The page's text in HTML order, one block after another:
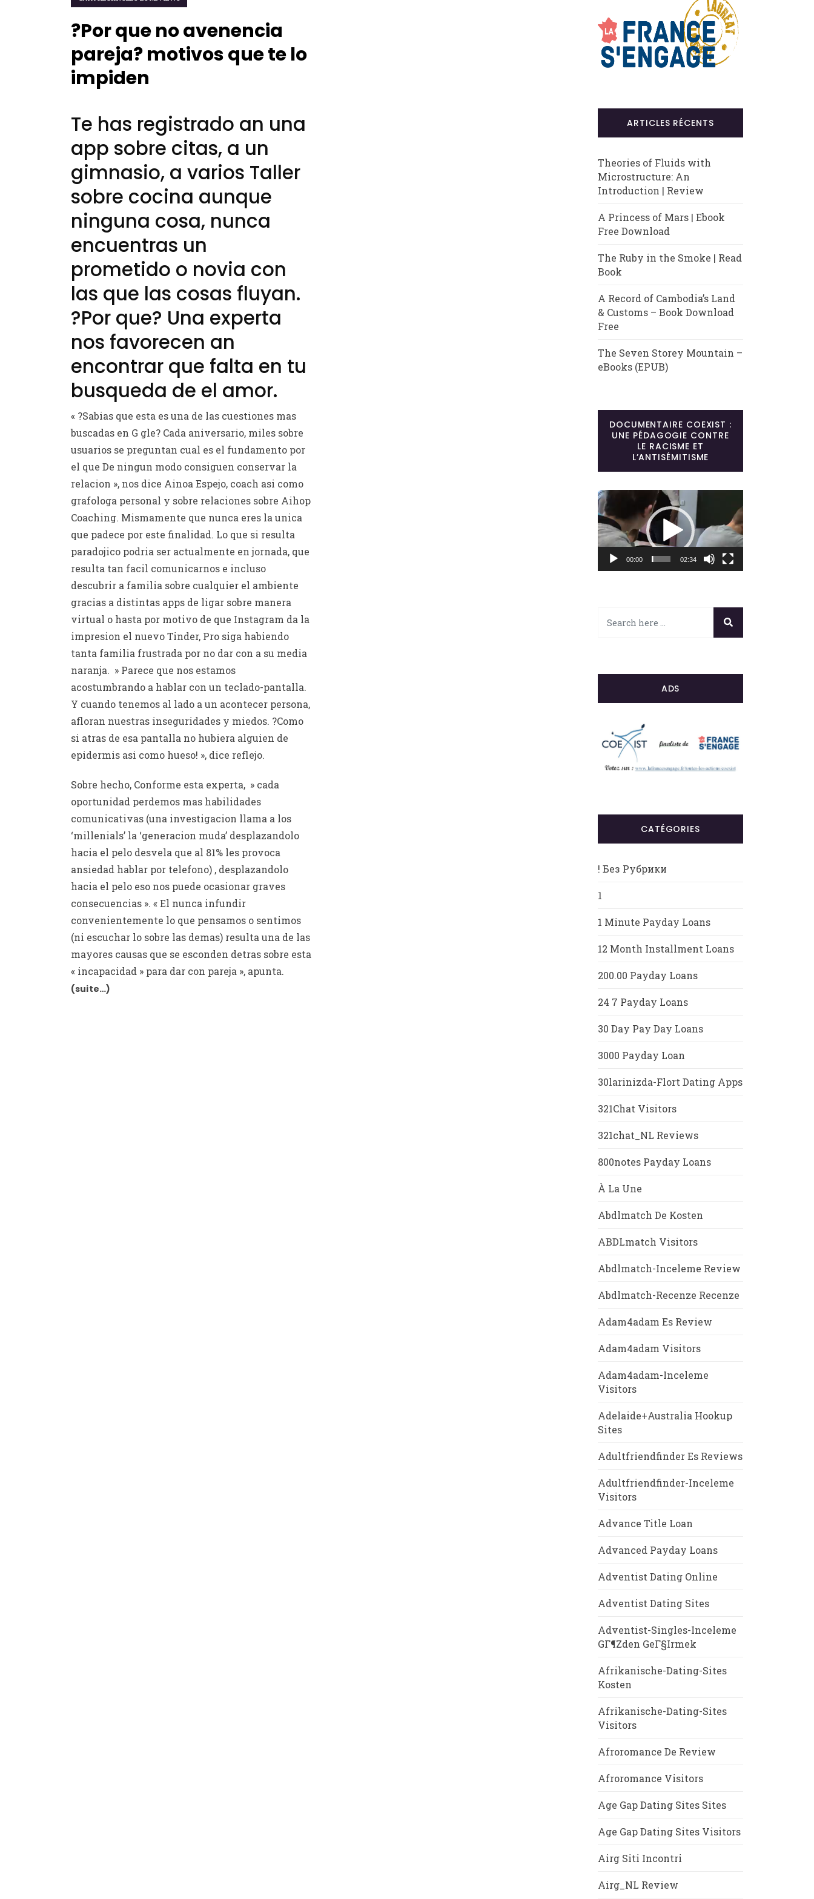
?Por que no avenencia
pareja? motivos que te lo
impiden
Te has registrado an una
app sobre citas, a un
gimnasio, a varios Taller
sobre cocina aunque
ninguna cosa, nunca
encuentras un
prometido o novia con
las que las cosas fluyan.
?Por que? Una experta
nos favorecen an
encontrar que falta en tu
busqueda de el amor.
« ?Sabias que esta es una de las cuestiones mas
buscadas en G gle? Cada aniversario, miles sobre
usuarios se preguntan cual es el fundamento por
el que De ningun modo consiguen conservar la
relacion », nos dice Ainoa Espejo, coach asi­ como
grafologa personal y sobre relaciones sobre Aihop
Coaching. Mismamente que nunca eres la unica
que padece por este finalidad. Lo que si resulta
paradojico podri­a ser actualmente en jornada, que
resulta tan facil comunicarnos e incluso
descubrir a familia sobre cualquier el ambiente
gracias a distintas apps de ligar sobre manera
virtual o hasta por motivo de que Instagram da la
impresion el nuevo Tinder, Pro siga habiendo
tanta familia frustrada por no dar con a su media
naranja. » Parece que nos estamos
acostumbrando a hablar con un teclado-pantalla.
Y cuando tenemos al lado a un acontecer persona,
afloran nuestras inseguridades y miedos. ?Como
si atras de esa pantalla no hubiera alguien de
epidermis asi­ como hueso! », dice reflejo.
Sobre hecho, Conforme esta experta, » cada
oportunidad perdemos mas habilidades
comunicativas (una investigacion llama a los
‘millenials’ la ‘generacion muda’ desplazandolo
hacia el pelo desvela que al 81% les provoca
ansiedad hablar por telefono) , desplazandolo
hacia el pelo eso nos puede ocasionar graves
consecuencias ». « El nunca infundir
convenientemente lo que pensamos o sentimos
(ni escuchar lo sobre las demas) resulta una de las
mayores causas que se esconden detras sobre esta
« incapacidad » para dar con pareja », apunta.
(suite…)
ARTICLES RÉCENTS
Theories of Fluids with
Microstructure: An
Introduction | Review
A Princess of Mars | Ebook
Free Download
The Ruby in the Smoke | Read
Book
A Record of Cambodia’s Land
& Customs – Book Download
Free
The Seven Storey Mountain –
eBooks (EPUB)
DOCUMENTAIRE COEXIST :
UNE PÉDAGOGIE CONTRE
LE RACISME ET
L’ANTISÉMITISME
Lecteur
vidéo
00:00 02:34
ADS
CATÉGORIES
! Без Рубрики
1
1 Minute Payday Loans
12 Month Installment Loans
200.00 Payday Loans
24 7 Payday Loans
30 Day Pay Day Loans
3000 Payday Loan
30larinizda-Flort Dating Apps
321Chat Visitors
321chat_NL Reviews
800notes Payday Loans
À La Une
Abdlmatch De Kosten
ABDLmatch Visitors
Abdlmatch-Inceleme Review
Abdlmatch-Recenze Recenze
Adam4adam Es Review
Adam4adam Visitors
Adam4adam-Inceleme
Visitors
Adelaide+Australia Hookup
Sites
Adultfriendfinder Es Reviews
Adultfriendfinder-Inceleme
Visitors
Advance Title Loan
Advanced Payday Loans
Adventist Dating Online
Adventist Dating Sites
Adventist-Singles-Inceleme
GГ¶zden GeГ§irmek
Afrikanische-Dating-Sites
Kosten
Afrikanische-Dating-Sites
Visitors
Afroromance De Review
Afroromance Visitors
Age Gap Dating Sites Sites
Age Gap Dating Sites Visitors
Airg Siti Incontri
Airg_NL Review